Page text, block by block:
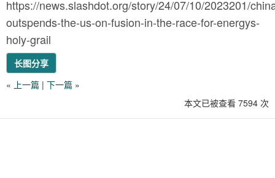
https://news.slashdot.org/story/24/07/10/2023201/
outspends-the-us-on-fusion-in-the-race-for-energys-
holy-grail
长图分享
« 上一篇 | 下一篇 »
本文已被查看 7594 次